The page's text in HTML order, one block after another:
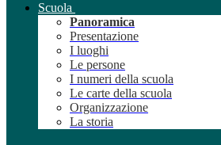
Scuola
Panoramica
Presentazione
I luoghi
Le persone
I numeri della scuola
Le carte della scuola
Organizzazione
La storia